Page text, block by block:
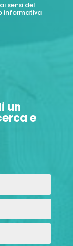
sensi del
informativa
un
e